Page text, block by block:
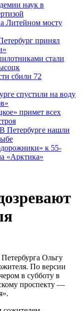
наук в
Литейном мосту
принял
стали
сбили 72
спустили на воду
примет всех
Петербурге нашли
к 55-
«Арктика»
Ольгу
По версии
в субботу в
проспекту —